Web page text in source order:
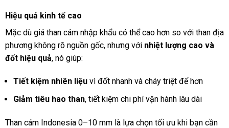
Hiệu quả kinh tế cao
Mặc dù giá than cám nhập khẩu có thể cao hơn so với than địa
phương không rõ nguồn gốc, nhưng với nhiệt lượng cao và
đốt hiệu quả, nó giúp:
Tiết kiệm nhiên liệuvì đốt nhanh và cháy triệt để hơn
Giảm tiêu hao than, tiết kiệm chi phí vận hành lâu dài
Than cám Indonesia 0–10 mm là lựa chọn tối ưu khi bạn cần